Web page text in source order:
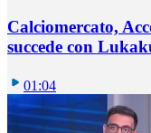
Calciomercato,
succede con
01:04